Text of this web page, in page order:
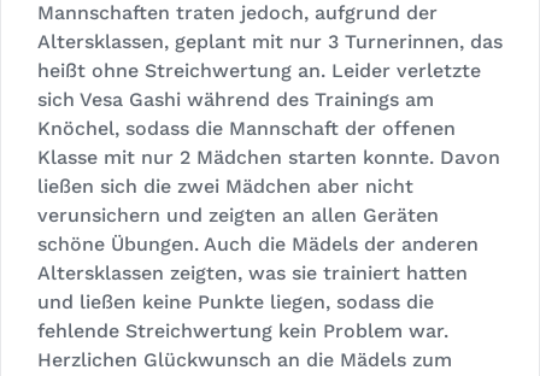
Mannschaften traten jedoch, aufgrund der
Altersklassen, geplant mit nur 3 Turnerinnen, das
heißt ohne Streichwertung an. Leider verletzte
sich Vesa Gashi während des Trainings am
Knöchel, sodass die Mannschaft der offenen
Klasse mit nur 2 Mädchen starten konnte. Davon
ließen sich die zwei Mädchen aber nicht
verunsichern und zeigten an allen Geräten
schöne Übungen. Auch die Mädels der anderen
Altersklassen zeigten, was sie trainiert hatten
und ließen keine Punkte liegen, sodass die
fehlende Streichwertung kein Problem war.
Herzlichen Glückwunsch an die Mädels zum